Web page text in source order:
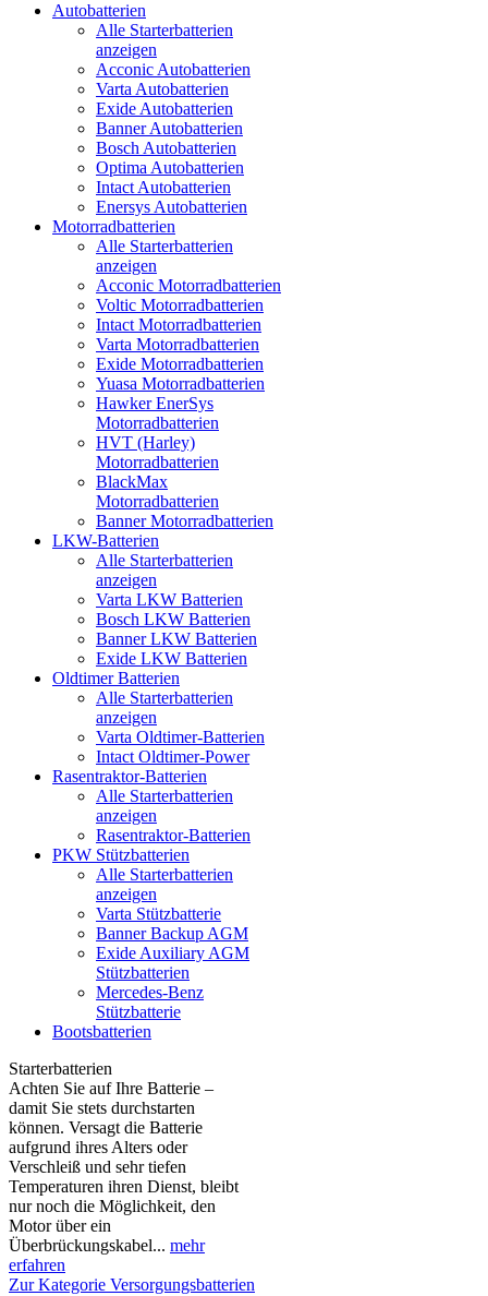
Autobatterien
Alle Starterbatterien
anzeigen
Acconic Autobatterien
Varta Autobatterien
Exide Autobatterien
Banner Autobatterien
Bosch Autobatterien
Optima Autobatterien
Intact Autobatterien
Enersys Autobatterien
Motorradbatterien
Alle Starterbatterien
anzeigen
Acconic Motorradbatterien
Voltic Motorradbatterien
Intact Motorradbatterien
Varta Motorradbatterien
Exide Motorradbatterien
Yuasa Motorradbatterien
Hawker EnerSys
Motorradbatterien
HVT (Harley)
Motorradbatterien
BlackMax
Motorradbatterien
Banner Motorradbatterien
LKW-Batterien
Alle Starterbatterien
anzeigen
Varta LKW Batterien
Bosch LKW Batterien
Banner LKW Batterien
Exide LKW Batterien
Oldtimer Batterien
Alle Starterbatterien
anzeigen
Varta Oldtimer-Batterien
Intact Oldtimer-Power
Rasentraktor-Batterien
Alle Starterbatterien
anzeigen
Rasentraktor-Batterien
PKW Stützbatterien
Alle Starterbatterien
anzeigen
Varta Stützbatterie
Banner Backup AGM
Exide Auxiliary AGM
Stützbatterien
Mercedes-Benz
Stützbatterie
Bootsbatterien
Starterbatterien
Achten Sie auf Ihre Batterie –
damit Sie stets durchstarten
können. Versagt die Batterie
aufgrund ihres Alters oder
Verschleiß und sehr tiefen
Temperaturen ihren Dienst, bleibt
nur noch die Möglichkeit, den
Motor über ein
Überbrückungskabel... mehr
erfahren
Zur Kategorie Versorgungsbatterien